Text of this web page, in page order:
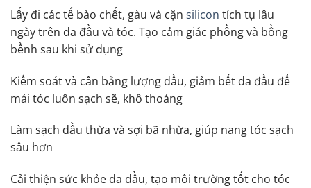
Lấy đi các tế bào chết, gàu và cặn silicon tích tụ lâu
ngày trên da đầu và tóc. Tạo cảm giác phồng và bồng
bềnh sau khi sử dụng
Kiểm soát và cân bằng lượng dầu, giảm bết da đầu để
mái tóc luôn sạch sẽ, khô thoáng
Làm sạch dầu thừa và sợi bã nhừa, giúp nang tóc sạch
sâu hơn
Cải thiện sức khỏe da dầu, tạo môi trường tốt cho tóc